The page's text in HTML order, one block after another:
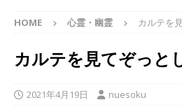
HOME 心霊・幽霊 カルテを
カルテを見てぞっと
2021年4月19日 nuesoku